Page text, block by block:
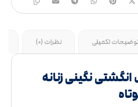
تکمیلی نظرات (0)
نگینی زنانه